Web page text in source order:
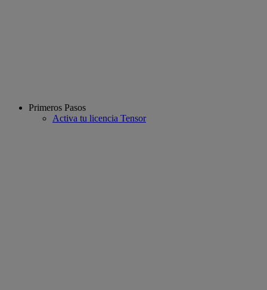
Primeros Pasos
Activa tu licencia Tensor